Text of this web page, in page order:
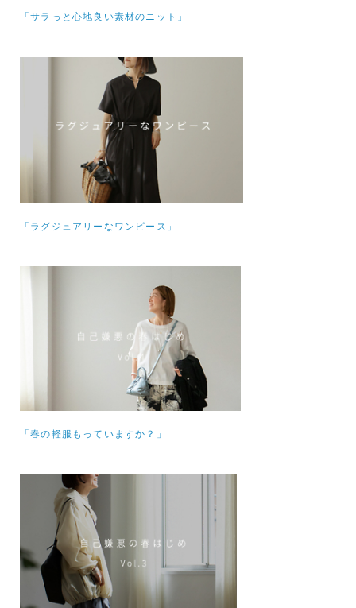
「サラっと心地良い素材のニット」
「ラグジュアリーなワンピース」
「春の軽服もっていますか？」